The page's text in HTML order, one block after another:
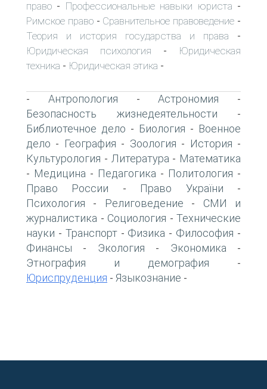
право - Профессиональные навыки юриста -
Римское право- Сравнительное правоведение -
Теория и история государства и права -
Юридическая психология -
Юридическая
техника - Юридическая этика -
- Антропология -Астрономия -
Безопасность жизнедеятельности -
Библиотечное дело - Биология - Военное
дело - География - Зоология - История -
Культурология - Литература - Математика
- Медицина - Педагогика - Политология -
Право России - Право України -
Психология - Религоведение - СМИ и
журналистика - Социология - Технические
науки - Транспорт- Физика - Философия -
Финансы - Экология - Экономика -
Этнография и демография -
Юриспруденция - Языкознание -